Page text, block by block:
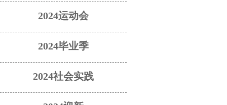
2024运动会
2024毕业季
2024社会实践